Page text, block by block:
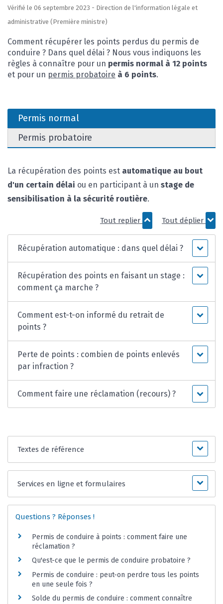
Vérifié le 06 septembre 2023 - Direction de l'information légale et
administrative (Première ministre)
Comment récupérer les points perdus du permis de
conduire ? Dans quel délai ? Nous vous indiquons les
règles à connaître pour un permis normal à 12 points
et pour un permis probatoire à 6 points.
Permis normal
Permis probatoire
La récupération des points est automatique au bout
d'un certain délai ou en participant à un stage de
sensibilisation à la sécurité routière.
Tout replier Tout déplier
Récupération automatique : dans quel délai ?
Récupération des points en faisant un stage :
comment ça marche ?
Comment est-t-on informé du retrait de
points ?
Perte de points : combien de points enlevés
par infraction ?
Comment faire une réclamation (recours) ?
Textes de référence
Services en ligne et formulaires
Questions ? Réponses !
Permis de conduire à points : comment faire une
réclamation ?
Qu'est-ce que le permis de conduire probatoire ?
Permis de conduire : peut-on perdre tous les points
en une seule fois ?
Solde du permis de conduire : comment connaître